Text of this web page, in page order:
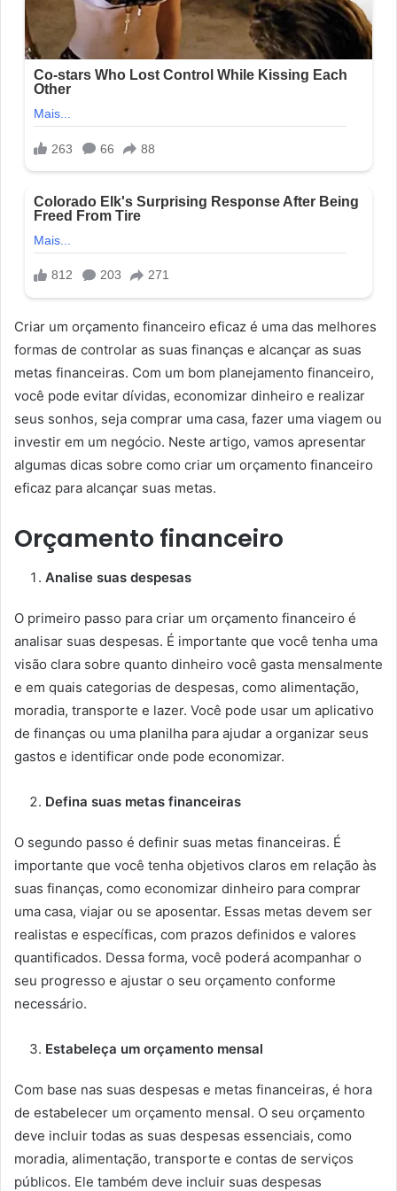
Criar um orçamento financeiro eficaz é uma das melhores
formas de controlar as suas finanças e alcançar as suas
metas financeiras. Com um bom planejamento financeiro,
você pode evitar dívidas, economizar dinheiro e realizar
seus sonhos, seja comprar uma casa, fazer uma viagem ou
investir em um negócio. Neste artigo, vamos apresentar
algumas dicas sobre como criar um orçamento financeiro
eficaz para alcançar suas metas.
Orçamento financeiro
Analise suas despesas
O primeiro passo para criar um orçamento financeiro é
analisar suas despesas. É importante que você tenha uma
visão clara sobre quanto dinheiro você gasta mensalmente
e em quais categorias de despesas, como alimentação,
moradia, transporte e lazer. Você pode usar um aplicativo
de finanças ou uma planilha para ajudar a organizar seus
gastos e identificar onde pode economizar.
Defina suas metas financeiras
O segundo passo é definir suas metas financeiras. É
importante que você tenha objetivos claros em relação às
suas finanças, como economizar dinheiro para comprar
uma casa, viajar ou se aposentar. Essas metas devem ser
realistas e específicas, com prazos definidos e valores
quantificados. Dessa forma, você poderá acompanhar o
seu progresso e ajustar o seu orçamento conforme
necessário.
Estabeleça um orçamento mensal
Com base nas suas despesas e metas financeiras, é hora
de estabelecer um orçamento mensal. O seu orçamento
deve incluir todas as suas despesas essenciais, como
moradia, alimentação, transporte e contas de serviços
públicos. Ele também deve incluir suas despesas